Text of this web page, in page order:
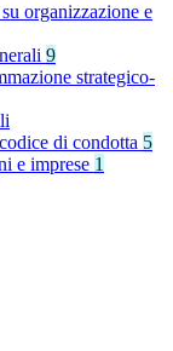
organizzazione e
9
strategico-
di condotta 5
e imprese 1